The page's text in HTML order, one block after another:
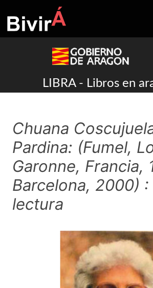
to
content
LIBRA - Libros en
Chuana
Pardina: (Fumel,
Garonne, Francia,
Barcelona, 2000)
lectura